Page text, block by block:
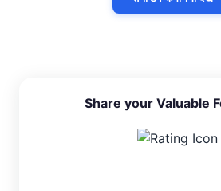
Share your Valuable